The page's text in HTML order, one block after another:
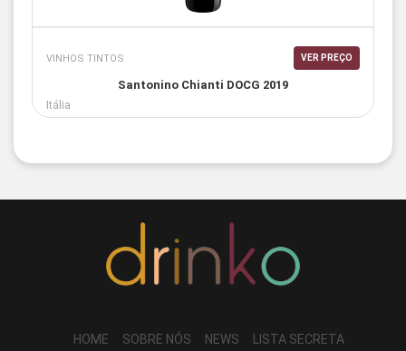
VINHOS TINTOS VER PREÇO
Santonino Chianti DOCG 2019
Itália
HOME SOBRE NÓS NEWS LISTA SECRETA